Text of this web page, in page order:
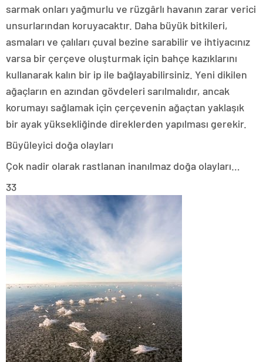
sarmak onları yağmurlu ve rüzgârlı havanın zarar verici
unsurlarından koruyacaktır. Daha büyük bitkileri,
asmaları ve çalıları çuval bezine sarabilir ve ihtiyacınız
varsa bir çerçeve oluşturmak için bahçe kazıklarını
kullanarak kalın bir ip ile bağlayabilirsiniz. Yeni dikilen
ağaçların en azından gövdeleri sarılmalıdır, ancak
korumayı sağlamak için çerçevenin ağaçtan yaklaşık
bir ayak yüksekliğinde direklerden yapılması gerekir.
Büyüleyici doğa olayları
Çok nadir olarak rastlanan inanılmaz doğa olayları…
33